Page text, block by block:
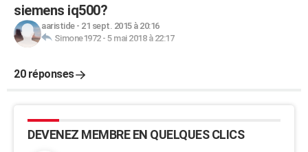
siemens iq500?
aaristide- 21 sept. 2015 à 20:16
Simone1972- 5 mai 2018 à 22:17
20 réponses
DEVENEZ MEMBRE EN QUELQUES CLICS